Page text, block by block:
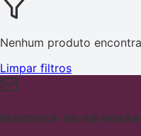
Nenhum produto
Limpar filtros
Inscreva-se na